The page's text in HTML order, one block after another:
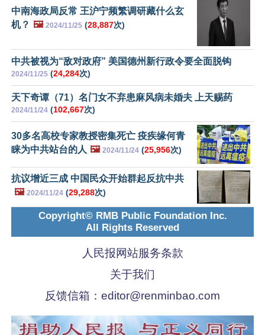
中南海政局反常 王沪宁频繁调研藏什么玄
机？ 🖼️ 2024/11/25 (28,887次)
中共被视为“敌对政府” 美国德州新行政令要全面脱钩
2024/11/25 (24,284次)
天下奇谭（71）名门女不弃患麻风病未婚夫 上天赐药
2024/11/24 (102,667次)
30多名高校专家教授密集死亡 疫疾缘何青
睐为中共站台的人 🖼️ 2024/11/24 (25,956次)
抗议增近三成 中国民众开始群起反抗中共
🖼️ 2024/11/24 (29,288次)
Copyright© RMB Public Foundation Inc.
All Rights Reserved
人民报网站服务条款
关于我们
反馈信箱： editor@renminbao.com